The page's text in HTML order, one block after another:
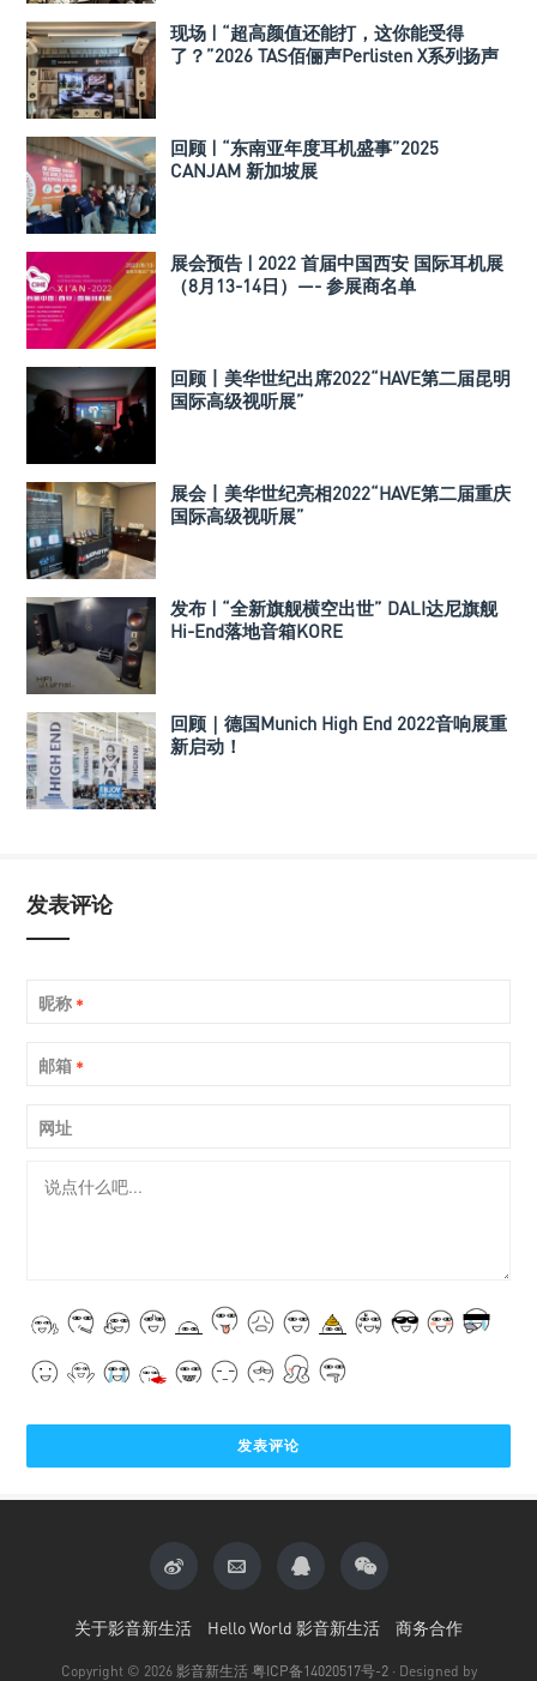
现场 | “超高颜值还能打，这你能受得
了？”2026 TAS佰俪声Perlisten X系列扬声
回顾 | “东南亚年度耳机盛事”2025
CANJAM 新加坡展
展会预告 | 2022 首届中国西安 国际耳机展
（8月13-14日）—- 参展商名单
回顾丨美华世纪出席2022“HAVE第二届昆明
国际高级视听展”
展会丨美华世纪亮相2022“HAVE第二届重庆
国际高级视听展”
发布 | “全新旗舰横空出世” DALI达尼旗舰
Hi-End落地音箱KORE
回顾｜德国Munich High End 2022音响展重
新启动！
发表评论
昵称 *
邮箱 *
网址
关于影音新生活 Hello World 影音新生活 商务合作
Copyright © 2026 影音新生活 粤ICP备14020517号-2 · Designed by